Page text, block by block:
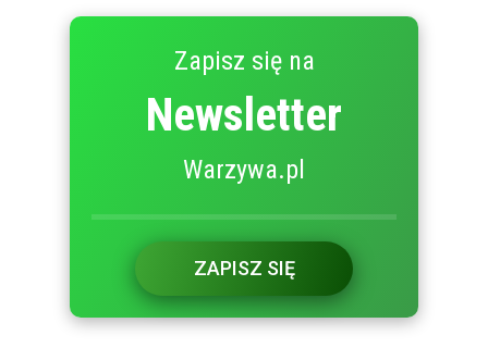
Zapisz się na
Newsletter
Warzywa.pl
ZAPISZ SIĘ